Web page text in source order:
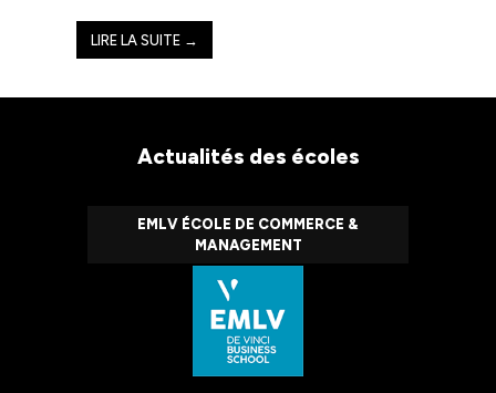
LIRE LA SUITE →
Actualités des écoles
EMLV ÉCOLE DE COMMERCE &
MANAGEMENT